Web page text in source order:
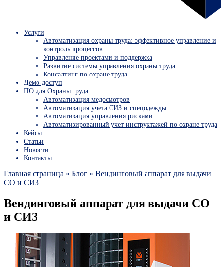
Услуги
Автоматизация охраны труда: эффективное управление и
контроль процессов
Управление проектами и поддержка
Развитие системы управления охраны труда
Консалтинг по охране труда
Демо-доступ
ПО для Охраны труда
Автоматизация медосмотров
Автоматизация учета СИЗ и спецодежды
Автоматизация управления рисками
Автоматизированный учет инструктажей по охране труда
Кейсы
Статьи
Новости
Контакты
Главная страница » Блог » Вендинговый аппарат для выдачи
СО и СИЗ
Вендинговый аппарат для выдачи СО
и СИЗ